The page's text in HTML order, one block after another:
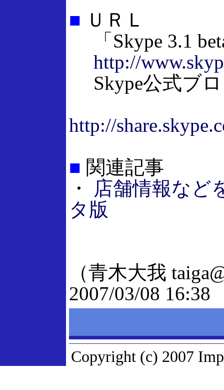
■ ＵＲＬ
「Skype 3.1
http://
Skype公式ブロ
http://
■ 関連記事
・
店舗情報など
タ版
（青木大我
2007/03/08 16:38
Copyright (c) 2007